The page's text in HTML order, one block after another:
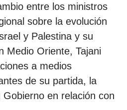
entre los ministros
sobre la evolución
y Palestina y su
Medio Oriente, Tajani
a medios
de su partida, la
en relación con